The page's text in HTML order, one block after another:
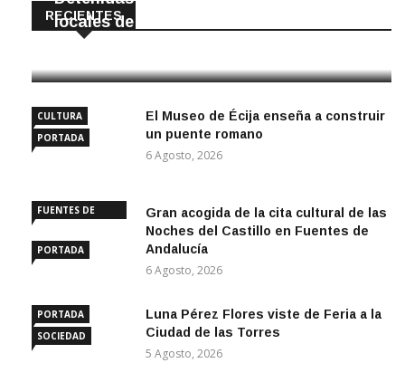
RECIENTES
locales de La Luisiana
CULTURA
PORTADA
El Museo de Écija enseña a construir
un puente romano
6 Agosto, 2026
FUENTES DE
PORTADA
Gran acogida de la cita cultural de las
Noches del Castillo en Fuentes de
Andalucía
6 Agosto, 2026
PORTADA
SOCIEDAD
Luna Pérez Flores viste de Feria a la
Ciudad de las Torres
5 Agosto, 2026